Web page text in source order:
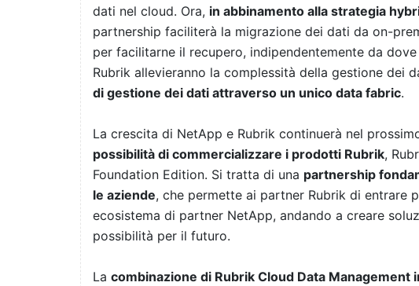
dati nel cloud. Ora, in abbinamento alla strategia
partnership faciliterà la migrazione dei dati da on-
per facilitarne il recupero, indipendentemente da
Rubrik allevieranno la complessità della gestione dei
di gestione dei dati attraverso un unico data fabric.
La crescita di NetApp e Rubrik continuerà nel
possibilità di commercializzare i prodotti Rubrik,
Foundation Edition. Si tratta di una partnership
le aziende, che permette ai partner Rubrik di entrare
ecosistema di partner NetApp, andando a creare
possibilità per il futuro.
La combinazione di Rubrik Cloud Data Management